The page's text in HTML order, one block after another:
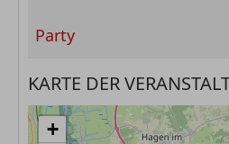
Party
KARTE DER
+